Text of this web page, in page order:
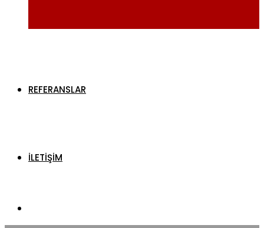
REFERANSLAR
İLETİŞİM